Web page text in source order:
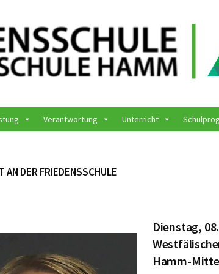
Verantwortung Unterricht
AN DER FRIEDENSSCHULE
Dienstag,
Hamm-Mitte